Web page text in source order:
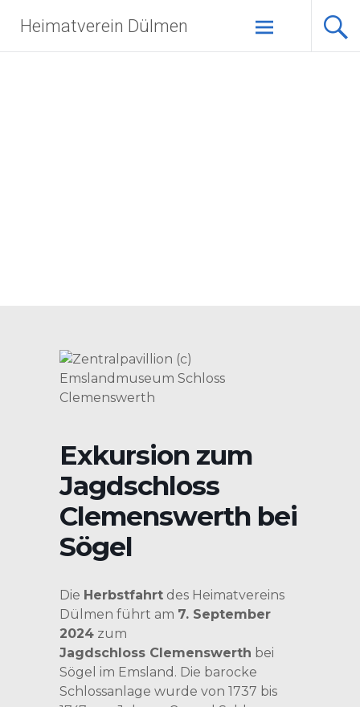
Inhalt
springen
Heimatverein Dülmen
Exkursion zum
Jagdschloss
Clemenswerth bei
Sögel
Die Herbstfahrtdes Heimatvereins
Dülmen führt am 7. September
2024zum
Jagdschloss Clemenswerth bei
Sögel im Emsland. Die barocke
Schlossanlage wurde von 1737 bis